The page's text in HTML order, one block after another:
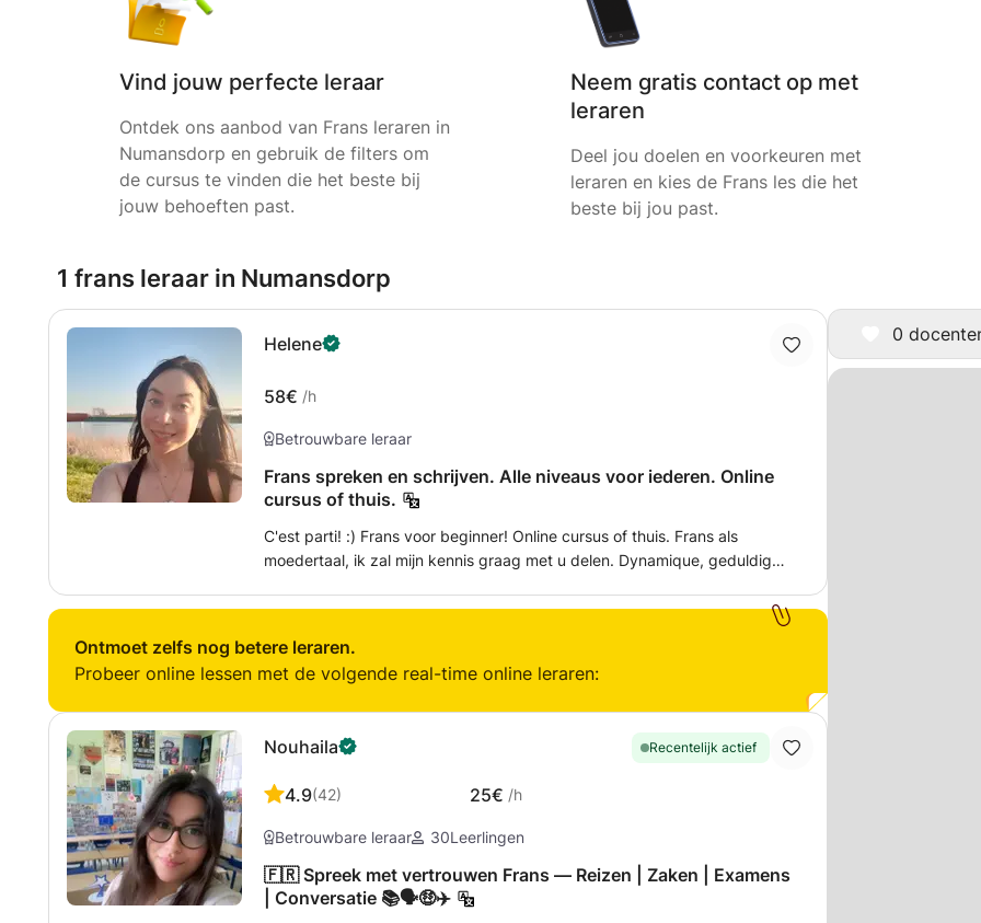
Vind jouw perfecte leraar
Ontdek ons aanbod van Frans leraren in
Numansdorp en gebruik de filters om
de cursus te vinden die het beste bij
jouw behoeften past.
Neem gratis contact op met
leraren
Deel jou doelen en voorkeuren met
leraren en kies de Frans les die het
beste bij jou past.
0
1 frans leraar in Numansdorp
Helene
58€ /h
Betrouwbare leraar
Frans spreken en schrijven. Alle niveaus voor iederen. Online
cursus of thuis.
C'est parti! :) Frans voor beginner! Online cursus of thuis. Frans als
moedertaal, ik zal mijn kennis graag met u delen. Dynamique, geduldig
school of hobby, voor alle leeftijden.
Ontmoet zelfs nog betere leraren.
Probeer online lessen met de volgende real-time online leraren:
Nouhaila Recentelijk actief
4.9(42) 25€ /h
Betrouwbare leraar 30Leerlingen
🇫🇷 Spreek met vertrouwen Frans — Reizen | Zaken | Examens
| Conversatie 📚🗣️🤑✈️